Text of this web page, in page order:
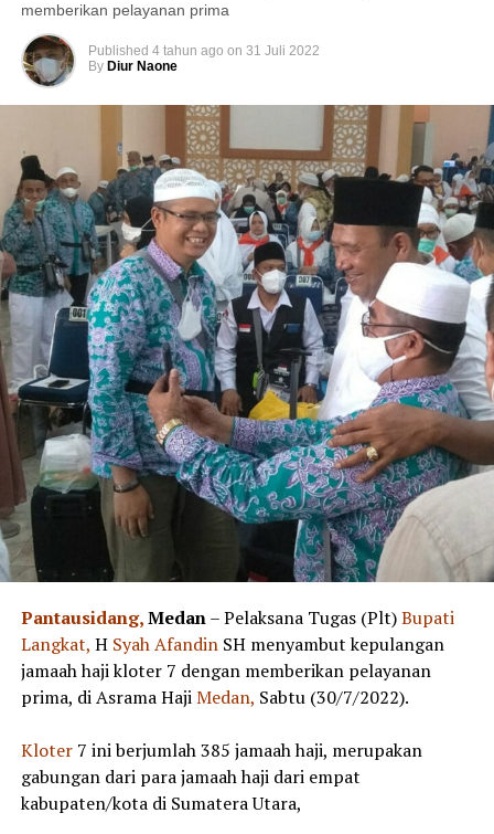
memberikan pelayanan prima
Published 4 tahun ago on 31 Juli 2022
By Diur Naone
Pantausidang,Medan– Pelaksana Tugas (Plt)Bupati
Langkat, H Syah AfandinSH menyambut kepulangan
jamaah haji kloter 7 dengan memberikan pelayanan
prima, di Asrama HajiMedan, Sabtu (30/7/2022).
Kloter7 ini berjumlah 385 jamaah haji, merupakan
gabungan dari para jamaah haji dari empat
kabupaten/kota di Sumatera Utara,